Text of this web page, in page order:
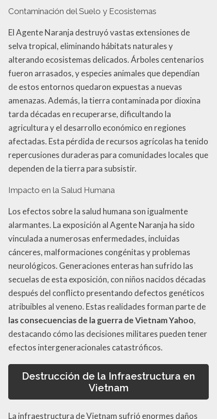
Contaminación del Suelo y Ecosistemas
El Agente Naranja destruyó vastas extensiones de
selva tropical, eliminando hábitats naturales y
alterando ecosistemas delicados. Árboles centenarios
fueron arrasados, y especies animales que dependían
de estos entornos quedaron expuestas a nuevas
amenazas. Además, la tierra contaminada por dioxina
tarda décadas en recuperarse, dificultando la
agricultura y el desarrollo económico en regiones
afectadas. Esta pérdida de recursos agrícolas ha tenido
repercusiones duraderas para comunidades locales que
dependen de la tierra para subsistir.
Impacto en la Salud Humana
Los efectos sobre la salud humana son igualmente
alarmantes. La exposición al Agente Naranja ha sido
vinculada a numerosas enfermedades, incluidas
cánceres, malformaciones congénitas y problemas
neurológicos. Generaciones enteras han sufrido las
secuelas de esta exposición, con niños nacidos décadas
después del conflicto presentando defectos genéticos
atribuibles al veneno. Estas realidades forman parte de
las consecuencias de la guerra de Vietnam Yahoo,
destacando cómo las decisiones militares pueden tener
efectos intergeneracionales catastróficos.
Destrucción de la Infraestructura en
Vietnam
La infraestructura de Vietnam sufrió enormes daños